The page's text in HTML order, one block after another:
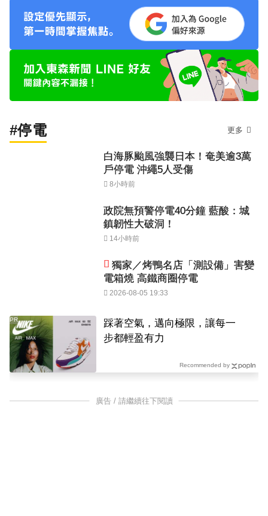
#停電 更多
白海豚颱風強襲日本！奄美逾3萬
戶停電 沖繩5人受傷
8小時前
政院無預警停電40分鐘 藍酸：城
鎮韌性大破洞！
14小時前
獨家／烤鴨名店「測設備」害變
電箱燒 高鐵商圈停電
2026-08-05 19:33
踩著空氣，邁向極限，讓每一
步都輕盈有力
PR
Recommended by
廣告 / 請繼續往下閱讀